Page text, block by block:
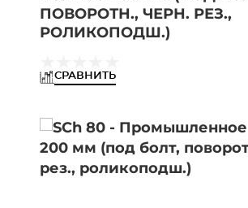
ПОВОРОТН., ЧЕРН. РЕЗ.,
РОЛИКОПОДШ.)
СРАВНИТЬ